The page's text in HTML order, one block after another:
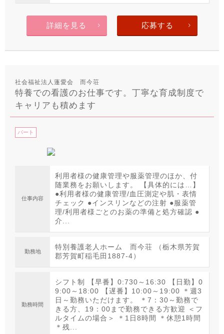
詳細を見る 応募する
社会福祉法人蓬愛会 而今荘
特養での看護のお仕事です。丁寧な育成制度で
キャリアも積めます
パート
仕事内容
利用者様の健康管理や服薬管理のほか、付
随業務をお願いします。 【具体的には…】
●利用者様の健康管理/血圧測定や肌・表情
チェック ●インスリンなどの注射 ●服薬管
理/利用者様ごとのお薬の準備と処方確認 ●
介...
勤務地
特別養護老人ホーム 而今荘 （栃木県芳賀
郡芳賀町稲毛田1887-4）
勤務時間
シフト制 【早番】0:730～16:30 【日勤】0
9:00～18:00 【遅番】10:00～19:00 ＊週3
日～勤務いただけます。 ＊7：30～勤務で
きる方、19：00まで勤務できる方歓迎 ＜フ
ルタイムの場合＞ ＊1日8時間 ＊休憩1時間
＊残...